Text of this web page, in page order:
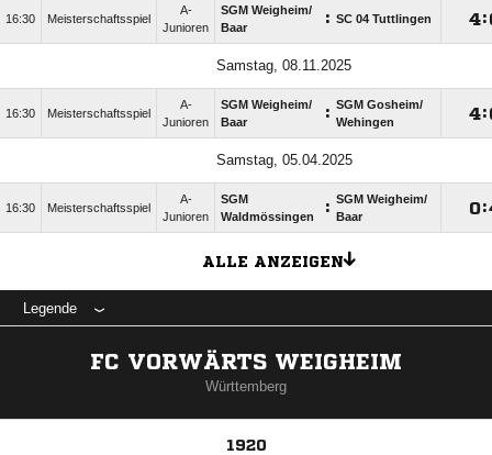
16:30 Meisterschaftsspiel
A-
Junioren
SGM Weigheim/​
Baar
: SC 04 Tuttlingen :
Samstag, 08.11.2025
16:30 Meisterschaftsspiel
A-
Junioren
SGM Weigheim/​
Baar
: SGM Gosheim/​
Wehingen
:
Samstag, 05.04.2025
16:30 Meisterschaftsspiel
A-
Junioren
SGM
Waldmössingen
: SGM Weigheim/​
Baar
:
ALLE ANZEIGEN
Legende
FC VORWÄRTS WEIGHEIM
Württemberg
1920